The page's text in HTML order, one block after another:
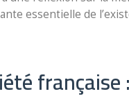
essentielle de
française